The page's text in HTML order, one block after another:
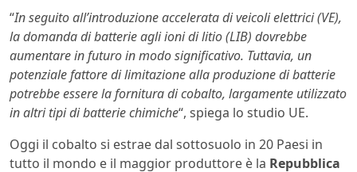
“In seguito all’introduzione accelerata di veicoli elettrici (VE),
la domanda di batterie agli ioni di litio (LIB) dovrebbe
aumentare in futuro in modo significativo. Tuttavia, un
potenziale fattore di limitazione alla produzione di batterie
potrebbe essere la fornitura di cobalto, largamente utilizzato
in altri tipi di batterie chimiche“, spiega lo studio UE.
Oggi il cobalto si estrae dal sottosuolo in 20 Paesi in
tutto il mondo e il maggior produttore è la Repubblica